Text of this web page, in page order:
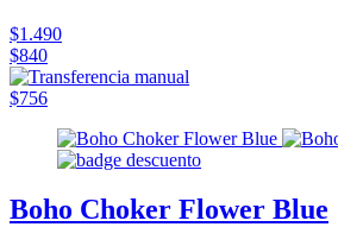
$1.490
$840
$756
Boho Choker Flower Blue